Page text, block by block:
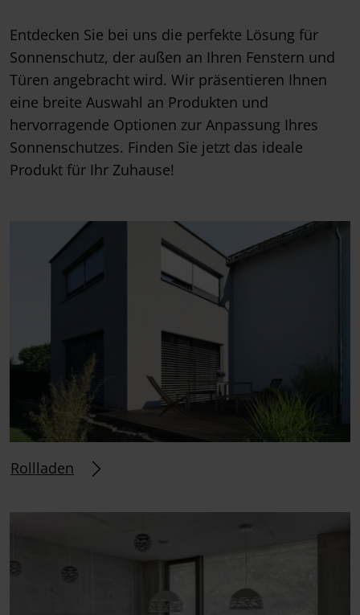
Entdecken Sie bei uns die perfekte Lösung für
Sonnenschutz, der außen an Ihren Fenstern und
Türen angebracht wird. Wir präsentieren Ihnen
eine breite Auswahl an Produkten und
hervorragende Optionen zur Anpassung Ihres
Sonnenschutzes. Finden Sie jetzt das ideale
Produkt für Ihr Zuhause!
Rollladen